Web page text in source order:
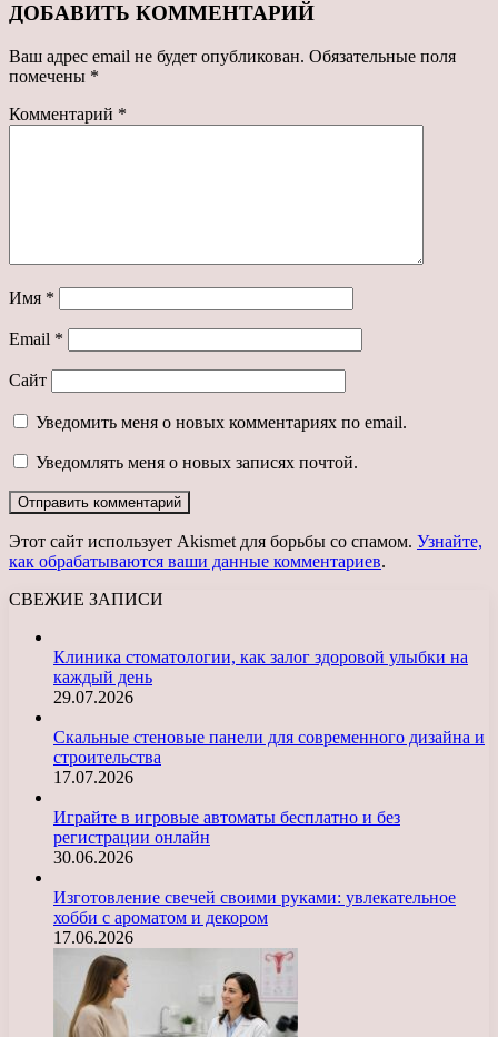
ДОБАВИТЬ КОММЕНТАРИЙ
Ваш адрес email не будет опубликован. Обязательные поля
помечены *
Комментарий *
Имя *
Email *
Сайт
Уведомить меня о новых комментариях по email.
Уведомлять меня о новых записях почтой.
Этот сайт использует Akismet для борьбы со спамом. Узнайте,
как обрабатываются ваши данные комментариев.
СВЕЖИЕ ЗАПИСИ
Клиника стоматологии, как залог здоровой улыбки на
каждый день
29.07.2026
Скальные стеновые панели для современного дизайна и
строительства
17.07.2026
Играйте в игровые автоматы бесплатно и без
регистрации онлайн
30.06.2026
Изготовление свечей своими руками: увлекательное
хобби с ароматом и декором
17.06.2026